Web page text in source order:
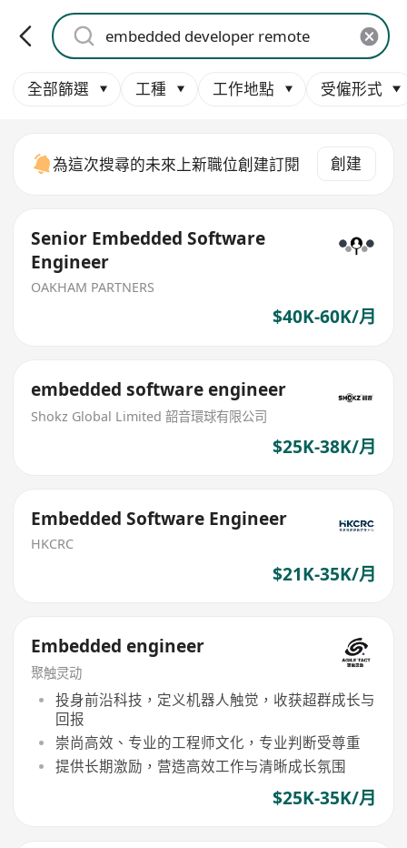
全部篩選 工種 工作地點 受僱形式
為這次搜尋的未來上新職位創建訂閱 創建
Senior Embedded Software
Engineer
OAKHAM PARTNERS
$40K-60K/月
embedded software engineer
Shokz Global Limited 韶音環球有限公司
$25K-38K/月
Embedded Software Engineer
HKCRC
$21K-35K/月
Embedded engineer
聚触灵动
投身前沿科技，定义机器人触觉，收获超群成长与
回报
崇尚高效、专业的工程师文化，专业判断受尊重
提供长期激励，营造高效工作与清晰成长氛围
$25K-35K/月